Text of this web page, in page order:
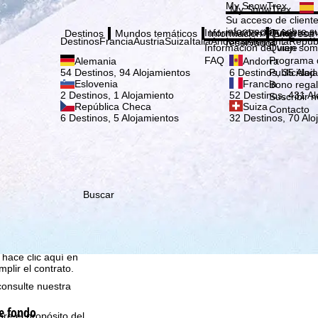
nosotros, TravelTrex
utilizando
ello necesitamos su
datos personales
clic aquí en
el contrato.
nuestra
el propósito del
My SnowTrex
My SnowTrex
Su acceso de
información sobre
reservados.
Destinos
DestinosFranciaAustriaSuizaItaliaAndorraAlemania
Alemania
54 Destinos, 94 Alojamientos
Andorra
6 Destinos, 35
Eslovenia
2 Destinos, 1 Alojamiento
Francia
52 Destinos, 431
República Checa
6 Destinos, 5 Alojamientos
Suiza
32 Destinos, 70
Mundos temáticos Información
Información del viaje
Información del viaje
FAQ
Empresa
Quien
Quien
Programa
Bono
Suscribir
Contacto
Buscar
fondo